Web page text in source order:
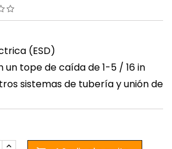
(ESD)
un tope de caída de 1-5 / 16 in
sistemas de tubería y unión de